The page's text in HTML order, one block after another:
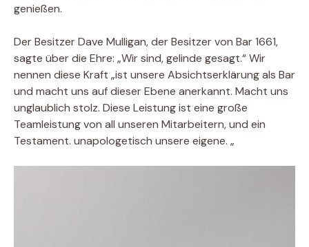
genießen.
Der Besitzer Dave Mulligan, der Besitzer von Bar 1661,
sagte über die Ehre: „Wir sind, gelinde gesagt.“ Wir
nennen diese Kraft „ist unsere Absichtserklärung als Bar
und macht uns auf dieser Ebene anerkannt. Macht uns
unglaublich stolz. Diese Leistung ist eine große
Teamleistung von all unseren Mitarbeitern, und ein
Testament. unapologetisch unsere eigene. „